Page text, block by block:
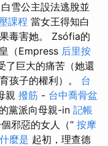
白雪公主設法逃脫並
課程 當女王得知白
毒害她。 Zsófia的
（Empress 后里按
了巨大的痛苦（她還
孩子的權利）。 台
親 撥筋 - 台中喬骨盆
黨派向母親-in 記帳
邪惡的女人（“ 按摩
什麼是 起初，理查德